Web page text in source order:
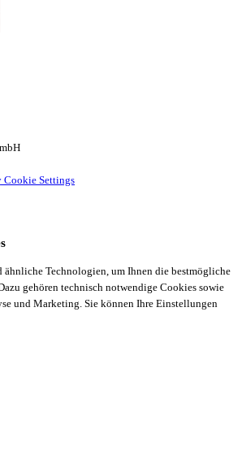
Cookie Settings
ähnliche Technologien, um Ihnen die bestmögliche
gehören technisch notwendige Cookies sowie
und Marketing. Sie können Ihre Einstellungen